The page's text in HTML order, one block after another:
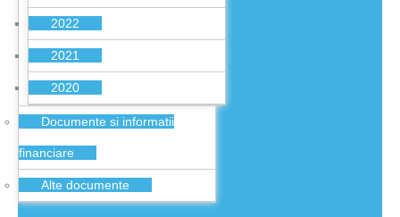
2022
2021
2020
Documente si informatii
financiare
Alte documente